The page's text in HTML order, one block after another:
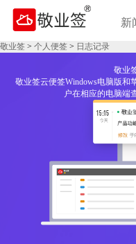
新
敬业签 > 个人便签 > 日志记录
敬业
敬业签云便签Windows电脑版和
户在相应的电脑端